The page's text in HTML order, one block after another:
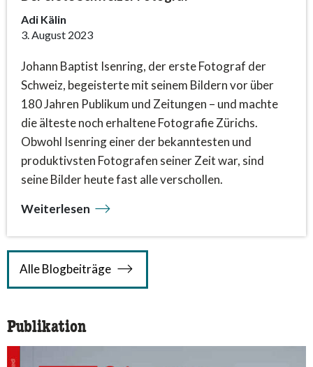
Adi Kälin
3. August 2023
Johann Baptist Isenring, der erste Fotograf der
Schweiz, begeisterte mit seinem Bildern vor über
180 Jahren Publikum und Zeitungen – und machte
die älteste noch erhaltene Fotografie Zürichs.
Obwohl Isenring einer der bekanntesten und
produktivsten Fotografen seiner Zeit war, sind
seine Bilder heute fast alle verschollen.
Weiterlesen
Alle Blogbeiträge
Publikation